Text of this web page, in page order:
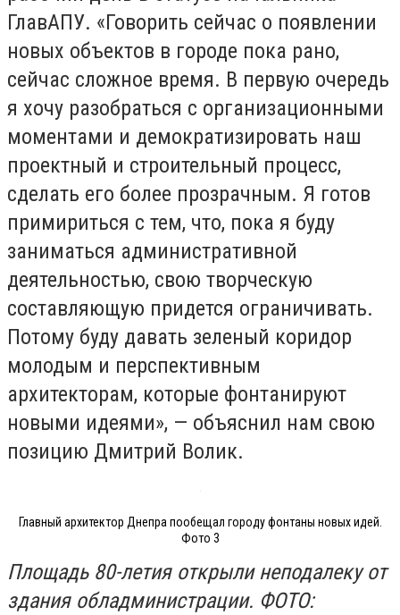
ГлавАПУ. «Говорить сейчас о появлении
новых объектов в городе пока рано,
сейчас сложное время. В первую очередь
я хочу разобраться с организационными
моментами и демократизировать наш
проектный и строительный процесс,
сделать его более прозрачным. Я готов
примириться с тем, что, пока я буду
заниматься административной
деятельностью, свою творческую
составляющую придется ограничивать.
Потому буду давать зеленый коридор
молодым и перспективным
архитекторам, которые фонтанируют
новыми идеями», — объяснил нам свою
позицию Дмитрий Волик.
Главный архитектор Днепра пообещал городу фонтаны новых идей.
Фото 3
Площадь 80-летия открыли неподалеку от
здания обладминистрации. ФОТО: